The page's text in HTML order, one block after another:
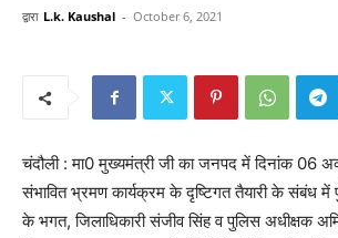
द्वारा L.k. Kaushal - October 6, 2021
चंदौली : मा0 मुख्यमंत्री जी का जनपद में दिनांक 06
संभावित भ्रमण कार्यक्रम के दृष्टिगत तैयारी के संबंध में
के भगत, जिलाधिकारी संजीव सिंह व पुलिस अधीक्षक